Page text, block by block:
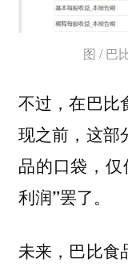
图 / 巴
不过，在巴比
现之前，这部
品的口袋，
利润”罢了。
未来，巴比食